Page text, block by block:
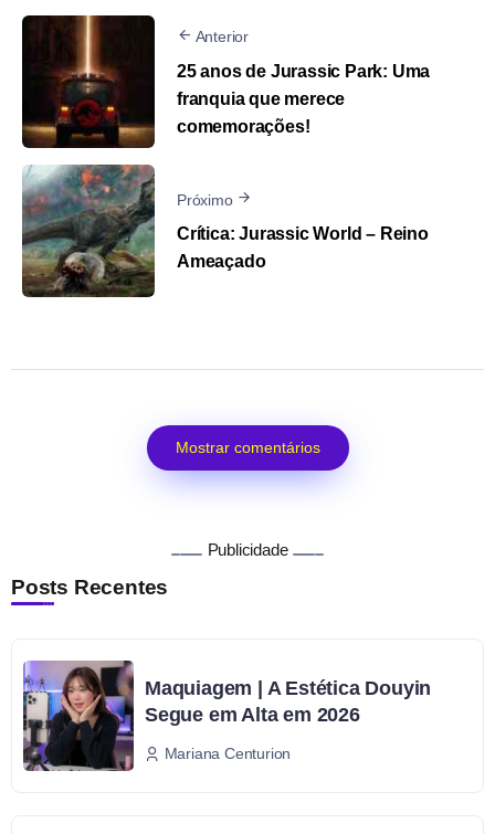
Anterior
25 anos de Jurassic Park: Uma
franquia que merece
comemorações!
Próximo
Crítica: Jurassic World – Reino
Ameaçado
Mostrar comentários
Publicidade
Posts Recentes
Maquiagem | A Estética Douyin
Segue em Alta em 2026
Mariana Centurion